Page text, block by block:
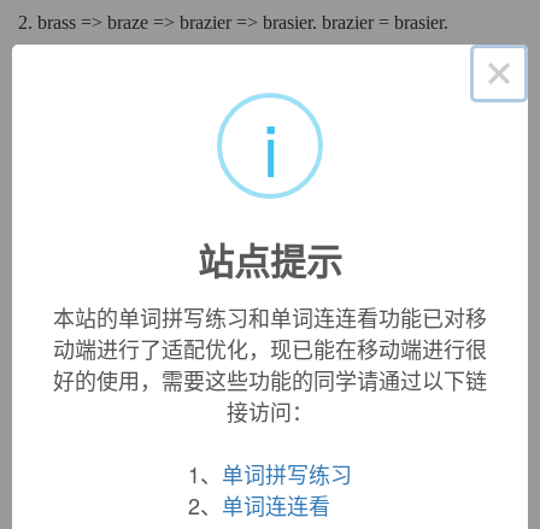
2. brass => braze => brazier => brasier. brazier = brasier.
4. braise => braize => brasier / brazier "metal container to hold
burning coals, pan of hot coals".
来自zero-grade 词根br, 烧，烤，同burn。
英文词源
"metal container to hold burning coals," 1680s, from French
"pan of hot coals," from Old French
"embers" (seebraise).
×
i
站点提示
本站的单词拼写练习和单词连连看功能已对移
动端进行了适配优化，现已能在移动端进行很
好的使用，需要这些功能的同学请通过以下链
接访问：
1、 单词拼写练习
2、 单词连连看